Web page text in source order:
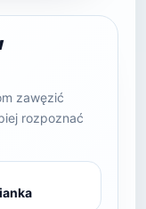
zawęzić
rozpoznać